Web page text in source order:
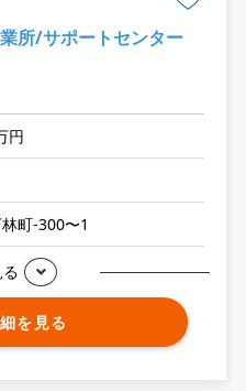
所/サポートセンター
円
町-300〜1
る
を見る